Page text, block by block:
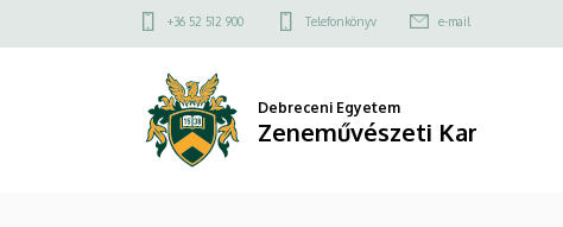
zongoraestje
a
Felső
menü
+36 52 512 900 Telefonkönyv e-mail
Debreceni Egyetem
Zeneművészeti Kar